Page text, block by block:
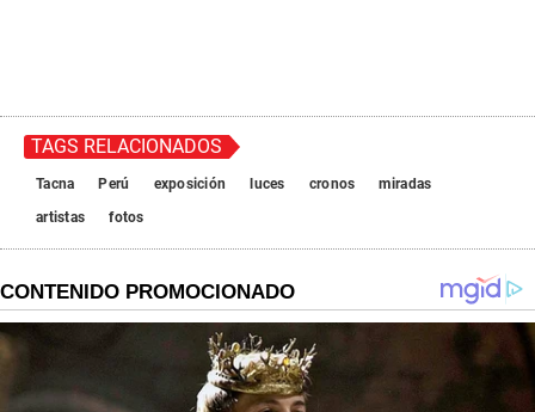
TAGS RELACIONADOS
Tacna Perú exposición luces cronos
miradas
artistas
fotos